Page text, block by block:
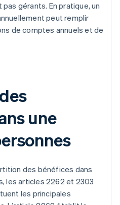
gérants. En pratique, un
peut remplir
de comptes annuels et de
une
des bénéfices dans
les articles 2262 et 2303
les principales